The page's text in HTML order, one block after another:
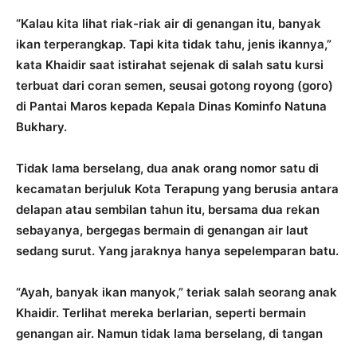
“Kalau kita lihat riak-riak air di genangan itu, banyak
ikan terperangkap. Tapi kita tidak tahu, jenis ikannya,”
kata Khaidir saat istirahat sejenak di salah satu kursi
terbuat dari coran semen, seusai gotong royong (goro)
di Pantai Maros kepada Kepala Dinas Kominfo Natuna
Bukhary.
Tidak lama berselang, dua anak orang nomor satu di
kecamatan berjuluk Kota Terapung yang berusia antara
delapan atau sembilan tahun itu, bersama dua rekan
sebayanya, bergegas bermain di genangan air laut
sedang surut. Yang jaraknya hanya sepelemparan batu.
“Ayah, banyak ikan manyok,” teriak salah seorang anak
Khaidir. Terlihat mereka berlarian, seperti bermain
genangan air. Namun tidak lama berselang, di tangan